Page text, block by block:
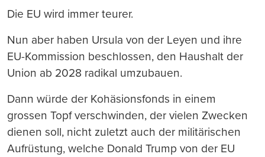
Die EU wird immer teurer.
Nun aber haben Ursula von der Leyen und ihre
EU-Kommission beschlossen, den Haushalt der
Union ab 2028 radikal umzubauen.
Dann würde der Kohäsionsfonds in einem
grossen Topf verschwinden, der vielen Zwecken
dienen soll, nicht zuletzt auch der militärischen
Aufrüstung, welche Donald Trump von der EU